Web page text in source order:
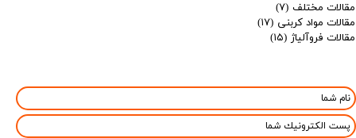
مقالات مختلف (۷)
مقالات مواد کربنی (۱۷)
مقالات فروآلیاژ (۱۵)